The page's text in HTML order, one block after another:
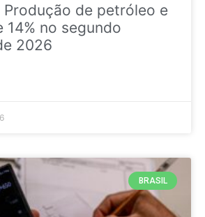
Produção de petróleo e
14% no segundo
2026
BRASIL